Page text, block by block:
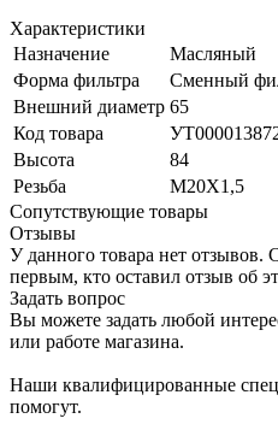
Характеристики
Назначение
Масляный
Форма фильтра
Сменный
Внешний диаметр 65
Код товара
Высота
84
Резьба
M20X1,5
Сопутствующие товары
Отзывы
У данного товара нет отзывов.
первым, кто оставил отзыв об
Задать вопрос
Вы можете задать любой
или работе магазина.
Наши квалифицированные
помогут.